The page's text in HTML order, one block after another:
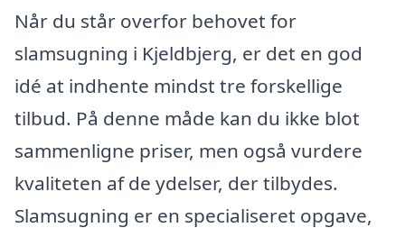
Når du står overfor behovet for
slamsugning i Kjeldbjerg, er det en god
idé at indhente mindst tre forskellige
tilbud. På denne måde kan du ikke blot
sammenligne priser, men også vurdere
kvaliteten af de ydelser, der tilbydes.
Slamsugning er en specialiseret opgave,